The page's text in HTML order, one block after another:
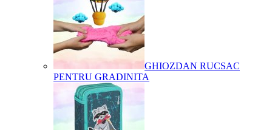
GHIOZDAN RUCSAC
PENTRU GRADINITA